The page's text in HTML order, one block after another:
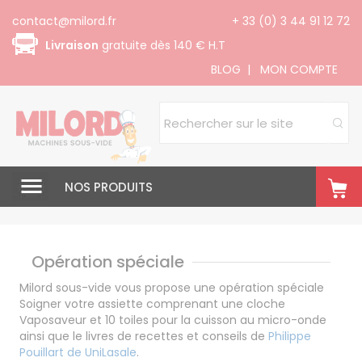
+ 33 (0) 3 44 91 12 72
contact@milord.fr
Livraison gratuite dès 140 € H.T
BLOG | MON COMPTE
NOS PRODUITS
Opération spéciale
Milord sous-vide vous propose une opération spéciale
Soigner votre assiette comprenant une cloche
Vaposaveur et 10 toiles pour la cuisson au micro-onde
ainsi que le livres de recettes et conseils de Philippe
Pouillart de UniLasale.